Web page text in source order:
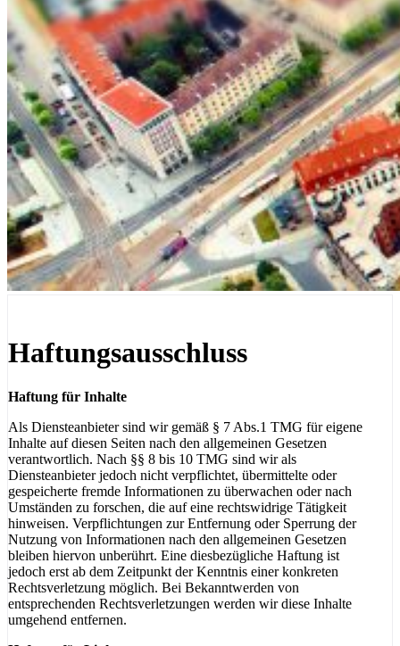
Haftungsausschluss
Haftung für Inhalte
Als Diensteanbieter sind wir gemäß § 7 Abs.1 TMG für eigene
Inhalte auf diesen Seiten nach den allgemeinen Gesetzen
verantwortlich. Nach §§ 8 bis 10 TMG sind wir als
Diensteanbieter jedoch nicht verpflichtet, übermittelte oder
gespeicherte fremde Informationen zu überwachen oder nach
Umständen zu forschen, die auf eine rechtswidrige Tätigkeit
hinweisen. Verpflichtungen zur Entfernung oder Sperrung der
Nutzung von Informationen nach den allgemeinen Gesetzen
bleiben hiervon unberührt. Eine diesbezügliche Haftung ist
jedoch erst ab dem Zeitpunkt der Kenntnis einer konkreten
Rechtsverletzung möglich. Bei Bekanntwerden von
entsprechenden Rechtsverletzungen werden wir diese Inhalte
umgehend entfernen.